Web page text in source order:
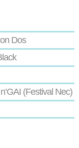
Dos
(Festival Nec)